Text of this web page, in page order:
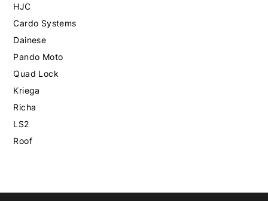
HJC
Cardo Systems
Dainese
Pando Moto
Quad Lock
Kriega
Richa
LS2
Roof